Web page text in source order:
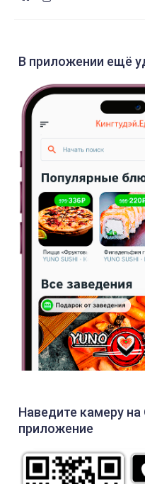
В приложении ещё
Наведите камеру
приложение